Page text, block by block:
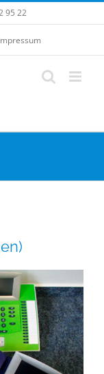
95 22